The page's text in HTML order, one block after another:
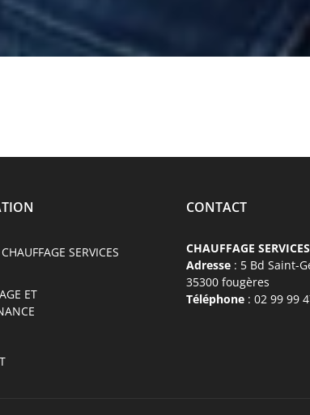
SERVICES
ET
CONTACT
CHAUFFAGE
Adresse : 5 Bd Saint-
35300 fougères
Téléphone : 02 99 99